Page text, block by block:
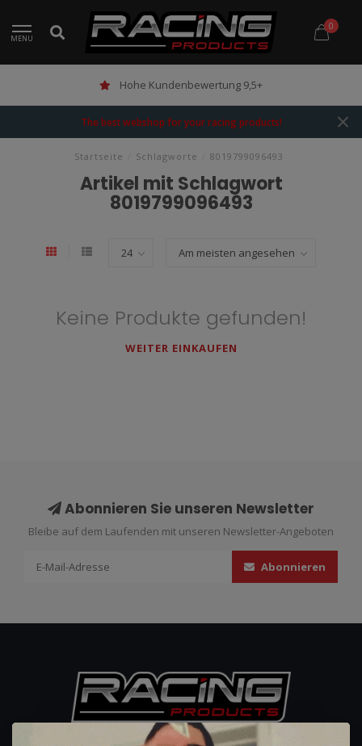
MENU
0
Hohe Kundenbewertung 9,5+
The best webshop for your racing products!
Startseite Schlagworte 8019799096493
Artikel mit Schlagwort
8019799096493
Keine Produkte gefunden!
WEITER EINKAUFEN
Abonnieren Sie unseren Newsletter
Bleibe auf dem Laufenden mit unseren Newsletter-Angeboten
Abonnieren